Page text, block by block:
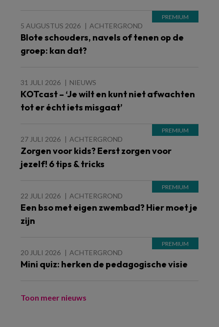
5 AUGUSTUS 2026 ACHTERGROND
Blote schouders, navels of tenen op de
groep: kan dat?
31 JULI 2026 NIEUWS
KOTcast – ‘Je wilt en kunt niet afwachten
tot er écht iets misgaat’
27 JULI 2026 ACHTERGROND
Zorgen voor kids? Eerst zorgen voor
jezelf! 6 tips & tricks
22 JULI 2026 ACHTERGROND
Een bso met eigen zwembad? Hier moet je
zijn
20 JULI 2026 ACHTERGROND
Mini quiz: herken de pedagogische visie
Toon meer nieuws